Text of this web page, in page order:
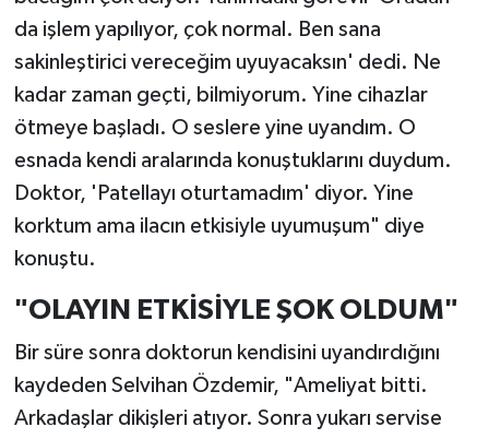
da işlem yapılıyor, çok normal. Ben sana
sakinleştirici vereceğim uyuyacaksın' dedi. Ne
kadar zaman geçti, bilmiyorum. Yine cihazlar
ötmeye başladı. O seslere yine uyandım. O
esnada kendi aralarında konuştuklarını duydum.
Doktor, 'Patellayı oturtamadım' diyor. Yine
korktum ama ilacın etkisiyle uyumuşum" diye
konuştu.
"OLAYIN ETKİSİYLE ŞOK OLDUM"
Bir süre sonra doktorun kendisini uyandırdığını
kaydeden Selvihan Özdemir, "Ameliyat bitti.
Arkadaşlar dikişleri atıyor. Sonra yukarı servise